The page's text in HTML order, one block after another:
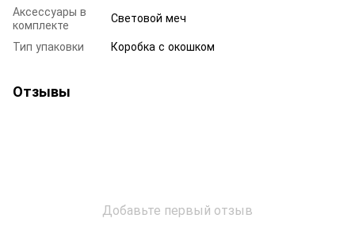
Аксессуары в
комплекте
Световой меч
Тип упаковки
Коробка с окошком
Отзывы
Добавьте первый отзыв